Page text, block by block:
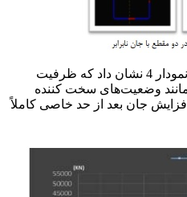
با افزایش عمق جان می‌توان در نمودار 4 نشان داد که ظرفیت
وضعیت‌های سخت کننده
جان بعد از حد خاصی کاملاً